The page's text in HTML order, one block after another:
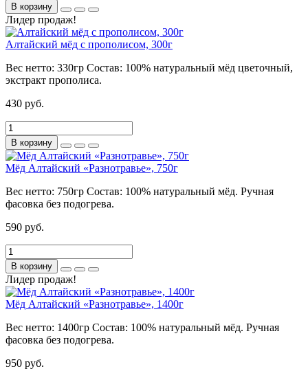
В корзину
Лидер продаж!
Алтайский мёд с прополисом, 300г
Вес нетто: 330гр Состав: 100% натуральный мёд цветочный,
экстракт прополиса.
430 руб.
В корзину
Мёд Алтайский «Разнотравье», 750г
Вес нетто: 750гр Состав: 100% натуральный мёд. Ручная
фасовка без подогрева.
590 руб.
В корзину
Лидер продаж!
Мёд Алтайский «Разнотравье», 1400г
Вес нетто: 1400гр Состав: 100% натуральный мёд. Ручная
фасовка без подогрева.
950 руб.